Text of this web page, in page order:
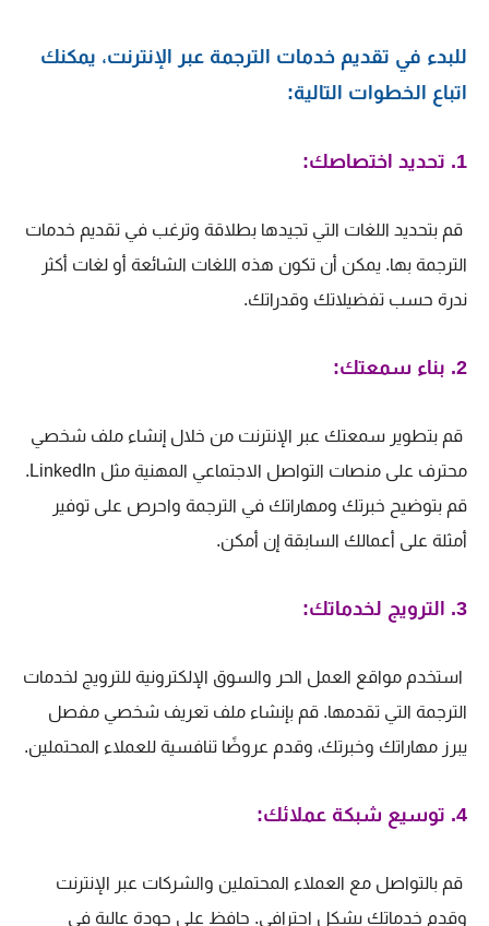
للبدء في تقديم خدمات الترجمة عبر الإنترنت، يمكنك
اتباع الخطوات التالية:
1. تحديد اختصاصك:
قم بتحديد اللغات التي تجيدها بطلاقة وترغب في تقديم خدمات
الترجمة بها. يمكن أن تكون هذه اللغات الشائعة أو لغات أكثر
ندرة حسب تفضيلاتك وقدراتك.
2. بناء سمعتك:
قم بتطوير سمعتك عبر الإنترنت من خلال إنشاء ملف شخصي
محترف على منصات التواصل الاجتماعي المهنية مثل LinkedIn.
قم بتوضيح خبرتك ومهاراتك في الترجمة واحرص على توفير
أمثلة على أعمالك السابقة إن أمكن.
3. الترويج لخدماتك:
استخدم مواقع العمل الحر والسوق الإلكترونية للترويج لخدمات
الترجمة التي تقدمها. قم بإنشاء ملف تعريف شخصي مفصل
يبرز مهاراتك وخبرتك، وقدم عروضًا تنافسية للعملاء المحتملين.
4. توسيع شبكة عملائك:
قم بالتواصل مع العملاء المحتملين والشركات عبر الإنترنت
وقدم خدماتك بشكل احترافي. حافظ على جودة عالية في